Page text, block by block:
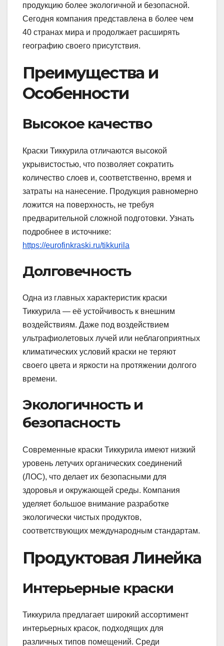
продукцию более экологичной и безопасной.
Сегодня компания представлена в более чем
40 странах мира и продолжает расширять
географию своего присутствия.
Преимущества и
Особенности
Высокое качество
Краски Тиккурила отличаются высокой
укрывистостью, что позволяет сократить
количество слоев и, соответственно, время и
затраты на нанесение. Продукция равномерно
ложится на поверхность, не требуя
предварительной сложной подготовки. Узнать
подробнее в источнике:
https://eurofinkraski.ru/tikkurila
Долговечность
Одна из главных характеристик краски
Тиккурила — её устойчивость к внешним
воздействиям. Даже под воздействием
ультрафиолетовых лучей или неблагоприятных
климатических условий краски не теряют
своего цвета и яркости на протяжении долгого
времени.
Экологичность и
безопасность
Современные краски Тиккурила имеют низкий
уровень летучих органических соединений
(ЛОС), что делает их безопасными для
здоровья и окружающей среды. Компания
уделяет большое внимание разработке
экологически чистых продуктов,
соответствующих международным стандартам.
Продуктовая Линейка
Интерьерные краски
Тиккурила предлагает широкий ассортимент
интерьерных красок, подходящих для
различных типов помещений. Среди